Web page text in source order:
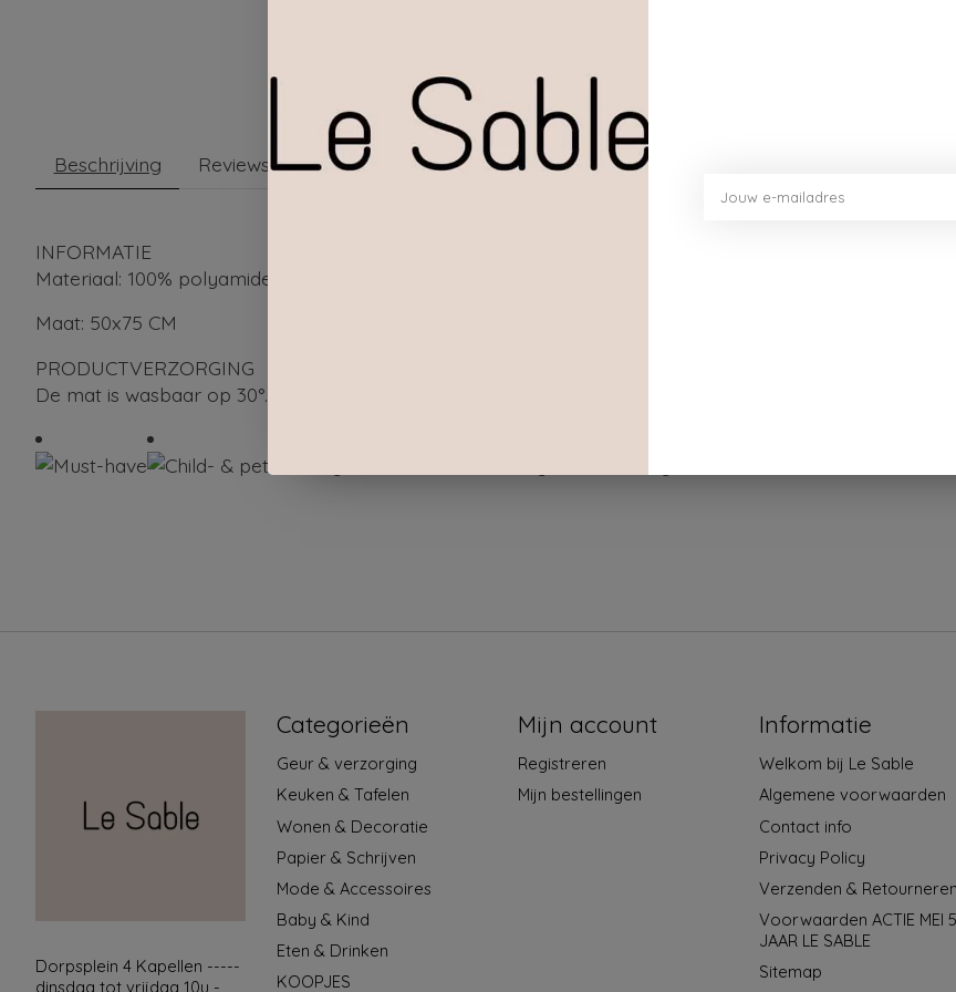
Beschrijving Reviews (0)
INFORMATIE
Materiaal: 100% polyamide garens + vinylrug Hoogte ca. 9 mm, Walk-clean mat = harde en krassende
Maat: 50x75 CM
PRODUCTVERZORGING
De mat is wasbaar op 30°. Gebruik een mild proces en voeg geen chemicaliën toe. Niet in de droger.
Dorpsplein 4 Kapellen -----
dinsdag tot vrijdag 10u -
Categorieën
Geur & verzorging
Keuken & Tafelen
Wonen & Decoratie
Papier & Schrijven
Mode & Accessoires
Baby & Kind
Eten & Drinken
KOOPJES
Mijn account
Registreren
Mijn bestellingen
Informatie
Welkom bij Le Sable
Algemene voorwaarden
Contact info
Privacy Policy
Verzenden & Retourneren
Voorwaarden ACTIE MEI 5
JAAR LE SABLE
Sitemap